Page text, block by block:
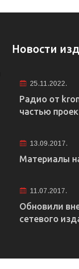
Новости
25.11.2022.
Радио от
частью
13.09.2017.
Материалы
11.07.2017.
Обновили
сетевого